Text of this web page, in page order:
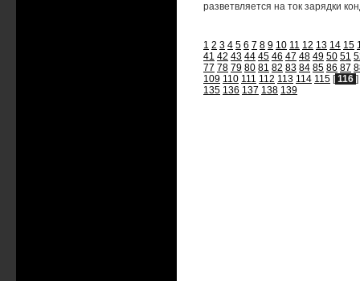
разветвляется на ток зарядки
1 2 3 4 5 6 7 8 9 10 11 12 13 14 15
41 42 43 44 45 46 47 48 49 50 51
77 78 79 80 81 82 83 84 85 86 87
109 110 111 112 113 114 115 [ 116 ]
135 136 137 138 139